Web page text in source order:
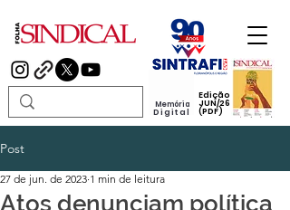
Edição
JUN/26
(PDF)
Memória
Digital
Post
Atos denunciam política
27 de jun. de 2023 1 min de leitura